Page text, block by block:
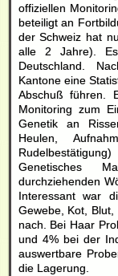
offiziellen
beteiligt an
der Schweiz hat
alle 2 Jahre).
Deutschland.
Kantone eine
Abschuß führen.
Monitoring zum
Genetik an
Heulen,
Genetisches
durchziehenden
Interessant war
Gewebe, Kot,
nach. Bei Haar
und 4% bei der
auswertbare
die Lagerung.